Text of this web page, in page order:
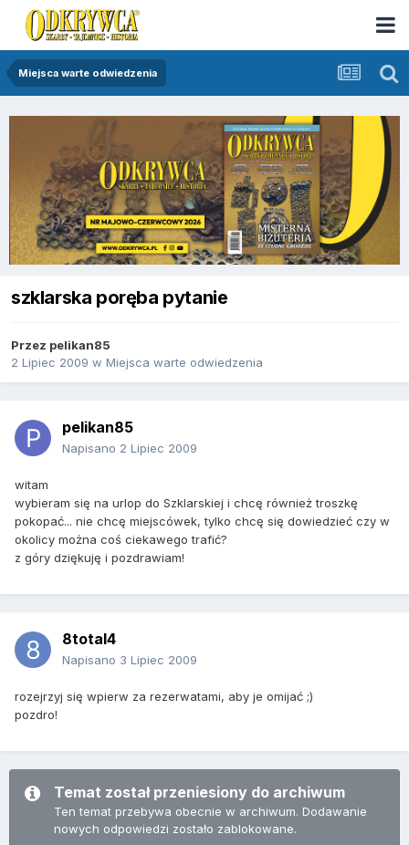
Miejsca warte odwiedzenia
szklarska poręba pytanie
Przez pelikan85
2 Lipiec 2009 w Miejsca warte odwiedzenia
pelikan85
Napisano 2 Lipiec 2009
witam
wybieram się na urlop do Szklarskiej i chcę również troszkę
pokopać... nie chcę miejscówek, tylko chcę się dowiedzieć czy w
okolicy można coś ciekawego trafić?
z góry dziękuję i pozdrawiam!
8total4
Napisano 3 Lipiec 2009
rozejrzyj się wpierw za rezerwatami, aby je omijać ;)
pozdro!
Temat został przeniesiony do archiwum
Ten temat przebywa obecnie w archiwum. Dodawanie
nowych odpowiedzi zostało zablokowane.